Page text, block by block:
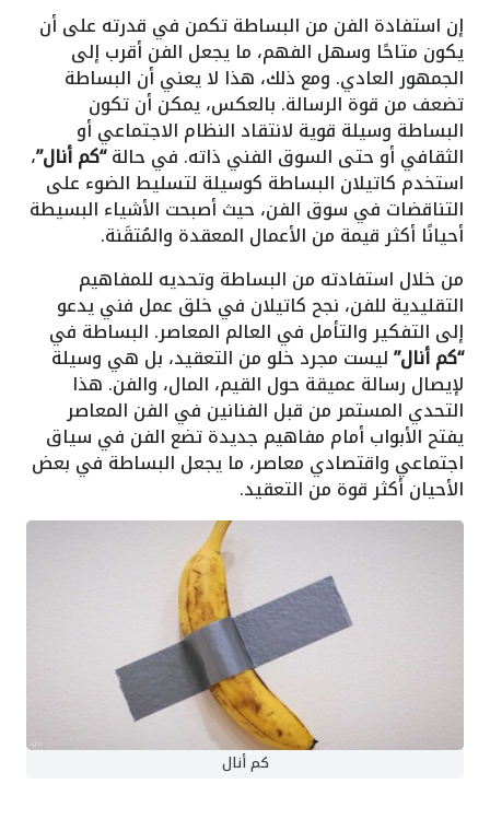
إن استفادة الفن من البساطة تكمن في قدرته على أن
يكون متاحًا وسهل الفهم، ما يجعل الفن أقرب إلى
الجمهور العادي. ومع ذلك، هذا لا يعني أن البساطة
تضعف من قوة الرسالة. بالعكس، يمكن أن تكون
البساطة وسيلة قوية لانتقاد النظام الاجتماعي أو
الثقافي أو حتى السوق الفني ذاته. في حالة“كم أنال”،
استخدم كاتيلان البساطة كوسيلة لتسليط الضوء على
التناقضات في سوق الفن، حيث أصبحت الأشياء البسيطة
أحيانًا أكثر قيمة من الأعمال المعقدة والمُتقَنة.
من خلال استفادته من البساطة وتحديه للمفاهيم
التقليدية للفن، نجح كاتيلان في خلق عمل فني يدعو
إلى التفكير والتأمل في العالم المعاصر. البساطة في
“كم أنال”ليست مجرد خلو من التعقيد، بل هي وسيلة
لإيصال رسالة عميقة حول القيم، المال، والفن. هذا
التحدي المستمر من قبل الفنانين في الفن المعاصر
يفتح الأبواب أمام مفاهيم جديدة تضع الفن في سياق
اجتماعي واقتصادي معاصر، ما يجعل البساطة في بعض
الأحيان أكثر قوة من التعقيد.
كم أنال